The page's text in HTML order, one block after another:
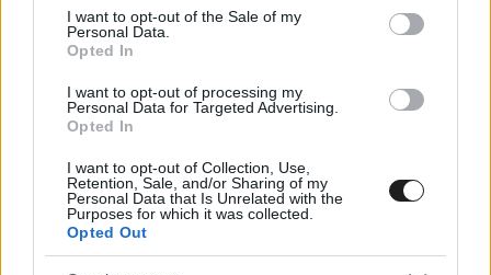
consent section.
I want to opt-out of the Sale of my
Personal Data.
Opted In
I want to opt-out of processing my
Personal Data for Targeted Advertising.
Opted In
I want to opt-out of Collection, Use,
Retention, Sale, and/or Sharing of my
Personal Data that Is Unrelated with the
Purposes for which it was collected.
Opted Out
a beállítások megváltoztatásával bokszutcai rajt
mellett köteleződnek el.
„Ha így hagyjuk az autót, semmi értelme
versenyezni. Legszívesebben mindent
kicserélnék. Ha a jelenlegi rajtpozíciómból
indulok, nagyjából ugyanott is maradok,
legfeljebb eggyel hátracsúszok” –
vetítetteelőre